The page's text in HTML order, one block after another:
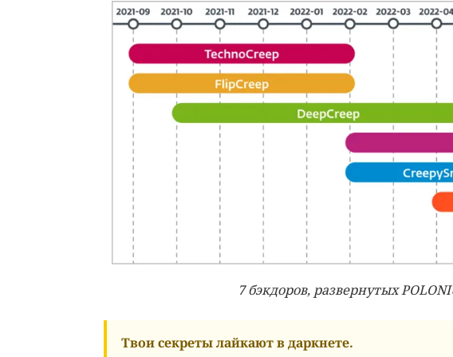
7 бэкдоров, развернутых
Твои секреты лайкают в даркнете.